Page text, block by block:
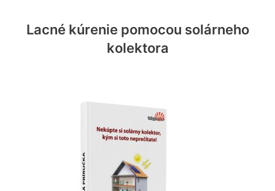
Lacné kúrenie pomocou solárneho
kolektora